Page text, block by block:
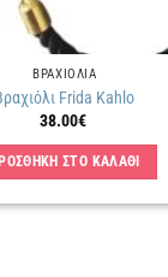
ΒΡΑΧΙΟΛΙΑ
Frida Kahlo
38.00€
ΣΤΟ ΚΑΛΑΘΙ